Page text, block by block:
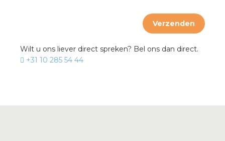
Verzenden
Wilt u ons liever direct spreken? Bel ons dan direct.
+31 10 285 54 44